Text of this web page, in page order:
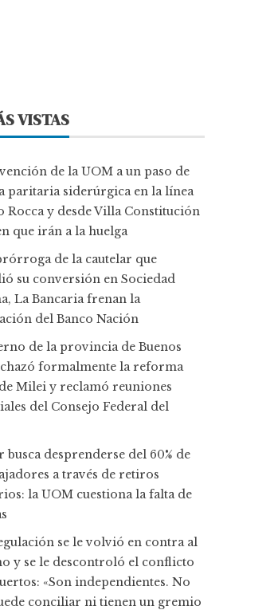
VISTAS
de la UOM a un paso de
paritaria siderúrgica en la línea
Rocca y desde Villa Constitución
que irán a la huelga
de la cautelar que
su conversión en Sociedad
La Bancaria frenan la
del Banco Nación
de la provincia de Buenos
formalmente la reforma
Milei y reclamó reuniones
del Consejo Federal del
busca desprenderse del 60% de
a través de retiros
la UOM cuestiona la falta de
se le volvió en contra al
y se le descontroló el conflicto
«Son independientes. No
conciliar ni tienen un gremio